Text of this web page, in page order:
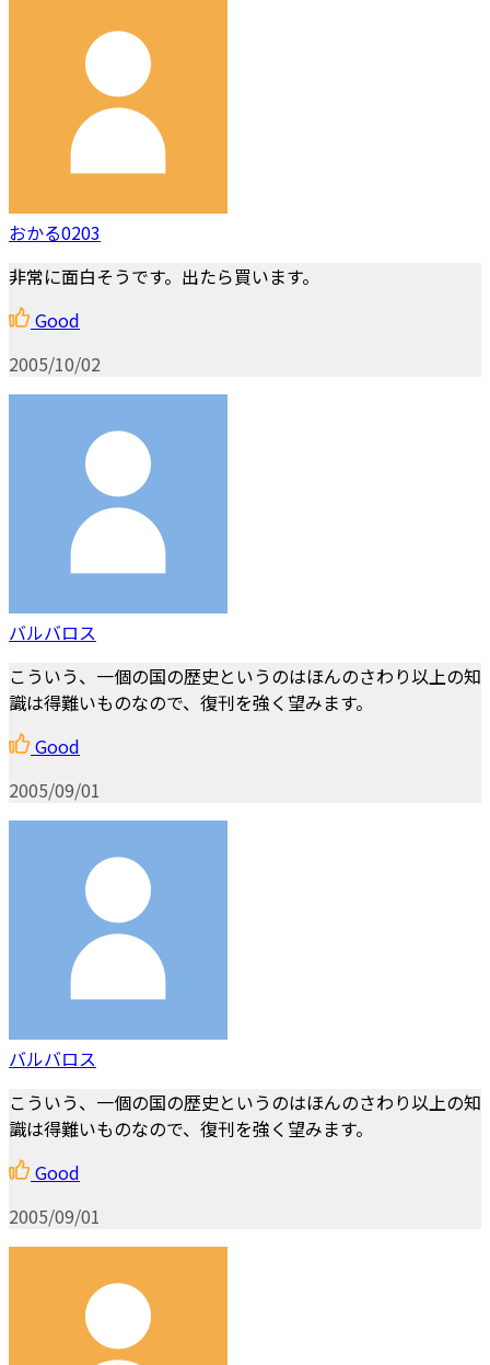
おかる0203
非常に面白そうです。出たら買います。
Good
2005/10/02
バルバロス
こういう、一個の国の歴史というのはほんのさわり以上の知
識は得難いものなので、復刊を強く望みます。
Good
2005/09/01
バルバロス
こういう、一個の国の歴史というのはほんのさわり以上の知
識は得難いものなので、復刊を強く望みます。
Good
2005/09/01